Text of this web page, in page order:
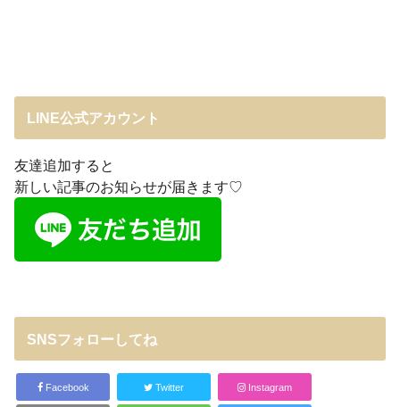
LINE公式アカウント
友達追加すると
新しい記事のお知らせが届きます♡
SNSフォローしてね
Facebook Twitter Instagram